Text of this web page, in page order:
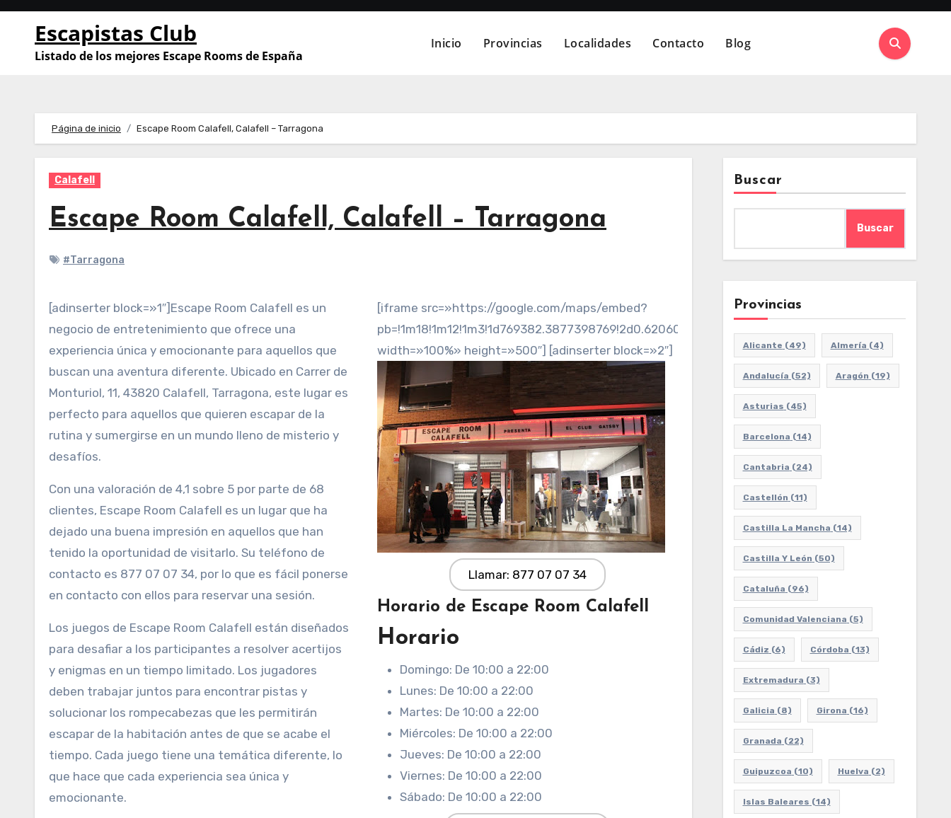
Saltar
contenido
Escapistas Club
Listado de los mejores Escape Rooms de España
Inicio Provincias Localidades Contacto Blog
Página de inicio Escape Room Calafell, Calafell – Tarragona
Calafell
Escape Room Calafell, Calafell – Tarragona
#Tarragona
[adinserter block=»1″]Escape Room Calafell es un
negocio de entretenimiento que ofrece una
experiencia única y emocionante para aquellos que
buscan una aventura diferente. Ubicado en Carrer de
Monturiol, 11, 43820 Calafell, Tarragona, este lugar es
perfecto para aquellos que quieren escapar de la
rutina y sumergirse en un mundo lleno de misterio y
desafíos.
Con una valoración de 4,1 sobre 5 por parte de 68
clientes, Escape Room Calafell es un lugar que ha
dejado una buena impresión en aquellos que han
tenido la oportunidad de visitarlo. Su teléfono de
contacto es 877 07 07 34, por lo que es fácil ponerse
en contacto con ellos para reservar una sesión.
Los juegos de Escape Room Calafell están diseñados
para desafiar a los participantes a resolver acertijos
y enigmas en un tiempo limitado. Los jugadores
deben trabajar juntos para encontrar pistas y
solucionar los rompecabezas que les permitirán
escapar de la habitación antes de que se acabe el
tiempo. Cada juego tiene una temática diferente, lo
que hace que cada experiencia sea única y
emocionante.
[iframe src=»https://google.com/maps/embed?
width=»100%» height=»500″] [adinserter block=»2″]
Llamar: 877 07 07 34
Horario de Escape Room Calafell
Horario
Domingo: De 10:00 a 22:00
Lunes: De 10:00 a 22:00
Martes: De 10:00 a 22:00
Miércoles: De 10:00 a 22:00
Jueves: De 10:00 a 22:00
Viernes: De 10:00 a 22:00
Sábado: De 10:00 a 22:00
Buscar
Buscar
Provincias
Alicante (49) Almería (4)
Andalucía (52) Aragón (19)
Asturias (45)
Barcelona (14)
Cantabria (24)
Castellón (11)
Castilla La Mancha (14)
Castilla Y León (50)
Cataluña (96)
Comunidad Valenciana (5)
Cádiz (6) Córdoba (13)
Extremadura (3)
Galicia (8) Girona (16)
Granada (22)
Guipuzcoa (10) Huelva (2)
Islas Baleares (14)